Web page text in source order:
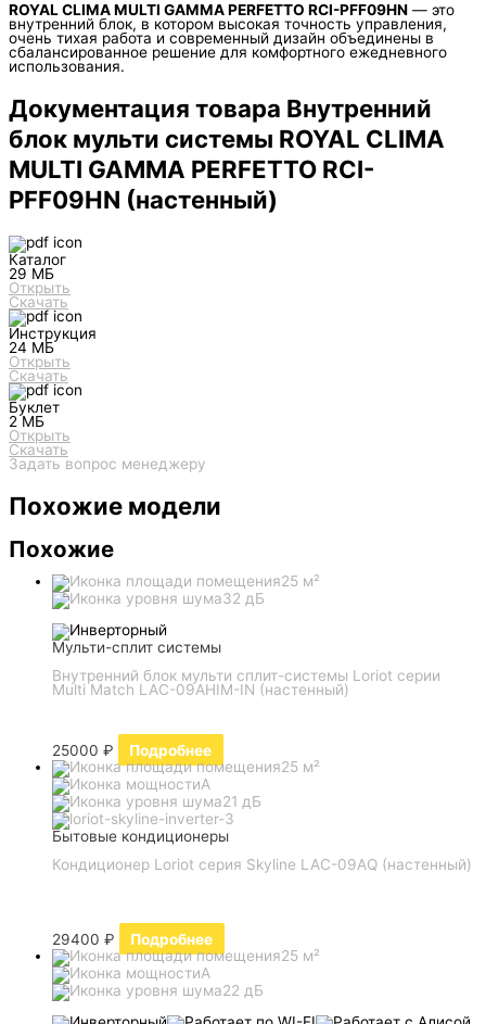
ROYAL CLIMA MULTI GAMMA PERFETTO RCI-PFF09HN — это
внутренний блок, в котором высокая точность управления,
очень тихая работа и современный дизайн объединены в
сбалансированное решение для комфортного ежедневного
использования.
Документация товара Внутренний
блок мульти системы ROYAL CLIMA
MULTI GAMMA PERFETTO RCI-
PFF09HN (настенный)
Каталог
29 МБ
Открыть
Скачать
Инструкция
24 МБ
Открыть
Скачать
Буклет
2 МБ
Открыть
Скачать
Задать вопрос менеджеру
Похожие модели
Похожие
25 м²
32 дБ
Мульти-сплит системы
Внутренний блок мульти сплит-системы Loriot серии
Multi Match LAC-09AHIM-IN (настенный)
25000 ₽
Подробнее
25 м²
A
21 дБ
Бытовые кондиционеры
Кондиционер Loriot серия Skyline LAC-09AQ (настенный)
29400 ₽
Подробнее
25 м²
A
22 дБ